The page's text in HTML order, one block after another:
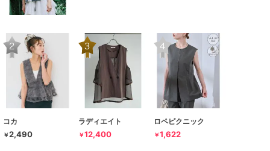
コカ
￥2,490
ラディエイト
￥12,400
ロペピクニック
￥1,622